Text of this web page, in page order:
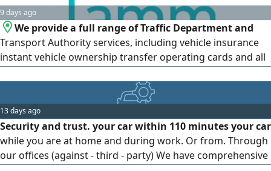
9 days ago
We provide a full range of Traffic Department and
Transport Authority services, including vehicle insurance
instant vehicle ownership transfer operating cards and all
permits registration renewals license plate issuance and
customs clearance documents adding or removing
authorized users vehicle deregistration (scrapping) color
and bodywo
13 days ago
Security and trust. your car within 110 minutes your car
while you are at home and during work. Or from. Through
our offices (against - third - party) We have comprehensive